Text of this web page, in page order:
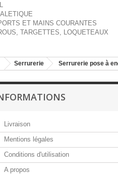
ET MAINS COURANTES
TARGETTES, LOQUETEAUX
Serrurerie Serrurerie pose à
Livraison
Mentions légales
Conditions d'utilisation
A propos